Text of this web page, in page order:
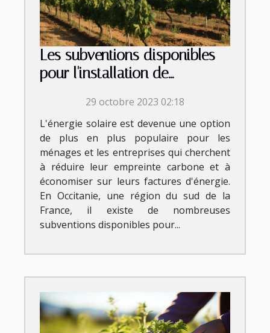
Les subventions disponibles
pour l'installation de
Occitanie29 octobre 2023 02:18
L'énergie solaire est devenue une option
de plus en plus populaire pour les
ménages et les entreprises qui cherchent
à réduire leur empreinte carbone et à
économiser sur leurs factures d'énergie.
En Occitanie, une région du sud de la
France, il existe de nombreuses
subventions disponibles pour...